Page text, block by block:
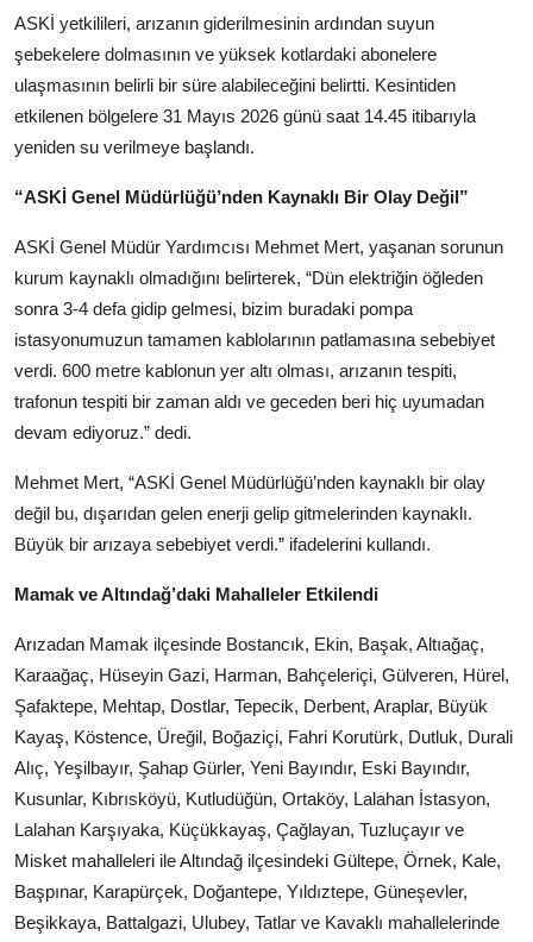
ASKİ yetkilileri, arızanın giderilmesinin ardından suyun
şebekelere dolmasının ve yüksek kotlardaki abonelere
ulaşmasının belirli bir süre alabileceğini belirtti. Kesintiden
etkilenen bölgelere 31 Mayıs 2026 günü saat 14.45 itibarıyla
yeniden su verilmeye başlandı.
“ASKİ Genel Müdürlüğü’nden Kaynaklı Bir Olay Değil”
ASKİ Genel Müdür Yardımcısı Mehmet Mert, yaşanan sorunun
kurum kaynaklı olmadığını belirterek, “Dün elektriğin öğleden
sonra 3-4 defa gidip gelmesi, bizim buradaki pompa
istasyonumuzun tamamen kablolarının patlamasına sebebiyet
verdi. 600 metre kablonun yer altı olması, arızanın tespiti,
trafonun tespiti bir zaman aldı ve geceden beri hiç uyumadan
devam ediyoruz.” dedi.
Mehmet Mert, “ASKİ Genel Müdürlüğü’nden kaynaklı bir olay
değil bu, dışarıdan gelen enerji gelip gitmelerinden kaynaklı.
Büyük bir arızaya sebebiyet verdi.” ifadelerini kullandı.
Mamak ve Altındağ’daki Mahalleler Etkilendi
Arızadan Mamak ilçesinde Bostancık, Ekin, Başak, Altıağaç,
Karaağaç, Hüseyin Gazi, Harman, Bahçeleriçi, Gülveren, Hürel,
Şafaktepe, Mehtap, Dostlar, Tepecik, Derbent, Araplar, Büyük
Kayaş, Köstence, Üreğil, Boğaziçi, Fahri Korutürk, Dutluk, Durali
Alıç, Yeşilbayır, Şahap Gürler, Yeni Bayındır, Eski Bayındır,
Kusunlar, Kıbrısköyü, Kutludüğün, Ortaköy, Lalahan İstasyon,
Lalahan Karşıyaka, Küçükkayaş, Çağlayan, Tuzluçayır ve
Misket mahalleleri ile Altındağ ilçesindeki Gültepe, Örnek, Kale,
Başpınar, Karapürçek, Doğantepe, Yıldıztepe, Güneşevler,
Beşikkaya, Battalgazi, Ulubey, Tatlar ve Kavaklı mahallelerinde